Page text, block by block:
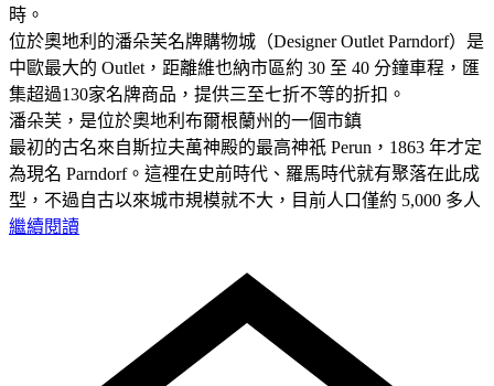
時。
位於奧地利的潘朵芙名牌購物城（Designer Outlet Parndorf）是
中歐最大的 Outlet，距離維也納市區約 30 至 40 分鐘車程，匯
集超過130家名牌商品，提供三至七折不等的折扣。
潘朵芙，是位於奧地利布爾根蘭州的一個市鎮
最初的古名來自斯拉夫萬神殿的最高神祇 Perun，1863 年才定
為現名 Parndorf。這裡在史前時代、羅馬時代就有聚落在此成
型，不過自古以來城市規模就不大，目前人口僅約 5,000 多人
繼續閱讀